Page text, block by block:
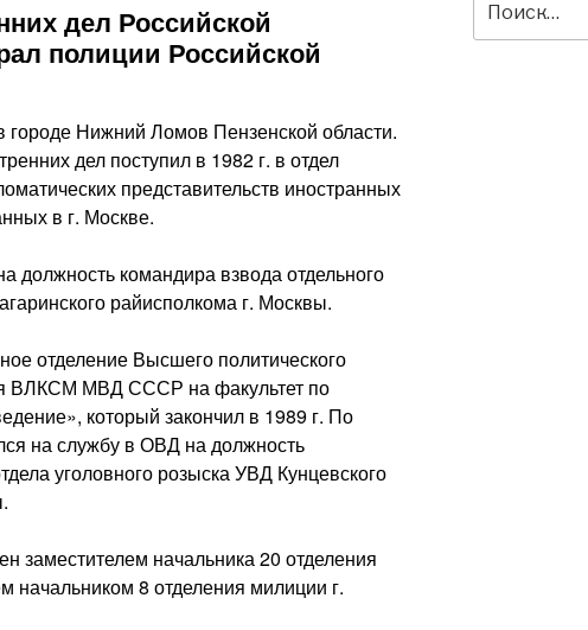
дел Российской
полиции Российской
городе Нижний Ломов Пензенской области.
дел поступил в 1982 г. в отдел
представительств иностранных
в г. Москве.
должность командира взвода отдельного
райисполкома г. Москвы.
отделение Высшего политического
ВЛКСМ МВД СССР на факультет по
который закончил в 1989 г. По
на службу в ОВД на должность
уголовного розыска УВД Кунцевского
заместителем начальника 20 отделения
начальником 8 отделения милиции г.